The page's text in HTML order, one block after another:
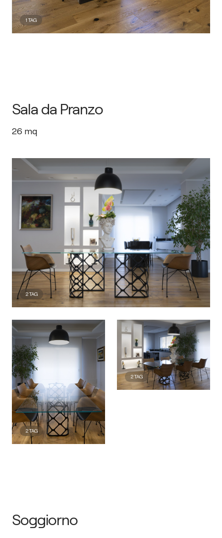
1 TAG
2TAG
Sala da Pranzo
26 mq
2TAG
2TAG
Soggiorno